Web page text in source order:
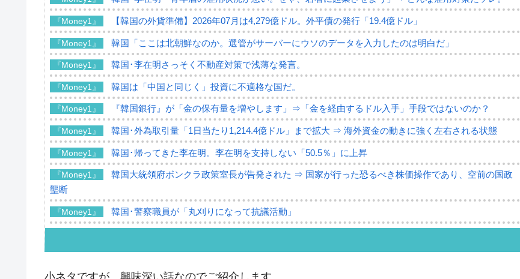
『Money1』 【韓国の外貨準備】2026年07月は4,279億ドル。外平債の発行「19.4億ドル」
『Money1』 韓国「ここは北朝鮮なのか。選管がサーバーにウソのデータを入力したのは明白だ」
『Money1』 韓国･李在明さっそく不動産対策で浅薄な発言。
『Money1』 韓国は「中国と同じく」投資に不適格な国だ。
『Money1』 『韓国銀行』が「金の保有量を増やします」⇒「金を経由するドル入手」手段ではないのか？
『Money1』 韓国･外為取引量「1日当たり1,214.4億ドル」まで拡大 ⇒ 海外資金の動きに強く左右される状態
『Money1』 韓国･帰ってきた李在明。李在明を支持しない「50.5％」に上昇
『Money1』
韓国大統領府ボンクラ政策室長が告発された ⇒ 国家が行った恐るべき株価操作であり、空前の国政
壟断
『Money1』 韓国･警察職員が「丸刈りになって抗議活動」
韓国製造業「半導体絶好調」のウラで他業種は全般的「不調」⇒ PSIが示す現況は決して良くない。